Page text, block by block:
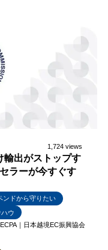
1,724 views
輸出がストップす
ラーが今すぐす
ンドから守りたい
ウ
｜日本越境EC振興協会